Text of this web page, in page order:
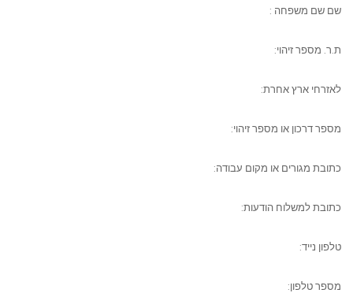
שם שם משפחה :
ת.ר. מספר זיהוי:
לאזרחי ארץ אחרת:
מספר דרכון או מספר זיהוי:
כתובת מגורים או מקום עבודה:
כתובת למשלוח הודעות:
טלפון נייד:
מספר טלפון: